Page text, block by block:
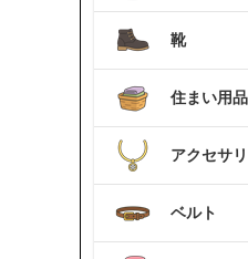
靴
住まい用品
アクセサ
ベルト